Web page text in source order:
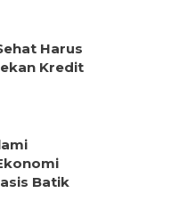
Harus
Kredit
Batik